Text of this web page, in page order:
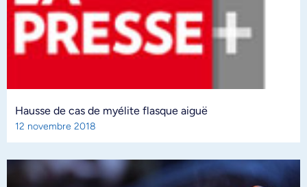
Hausse de cas de myélite flasque aiguë
12 novembre 2018